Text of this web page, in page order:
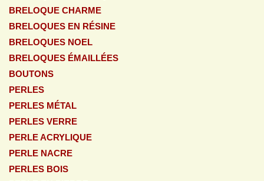
BRELOQUE CHARME
BRELOQUES EN RÉSINE
BRELOQUES NOEL
BRELOQUES ÉMAILLÉES
BOUTONS
PERLES
PERLES MÉTAL
PERLES VERRE
PERLE ACRYLIQUE
PERLE NACRE
PERLES BOIS